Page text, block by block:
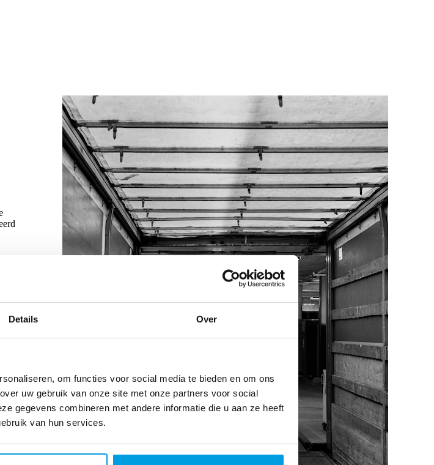
Details Over
om functies voor social media te bieden en om ons
uw gebruik van onze site met onze partners voor social
gegevens combineren met andere informatie die u aan ze heeft
van hun services.